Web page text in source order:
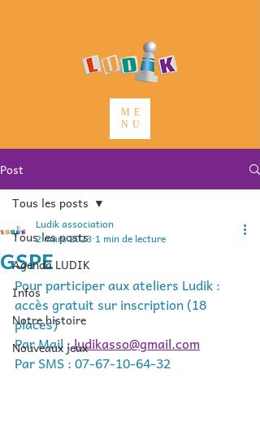
ME
NU
Post
Tous les posts
Agenda LUDIK
Infos
Notre histoire
Nouveaux jeux
Tous les posts
GSPE
Ludik association
2 mars 2023 1 min de lecture
Pour participer aux ateliers Ludik :
accès gratuit sur inscription (18
places)
Par Mail : ludikasso@gmail.com
Par SMS : 07-67-10-64-32